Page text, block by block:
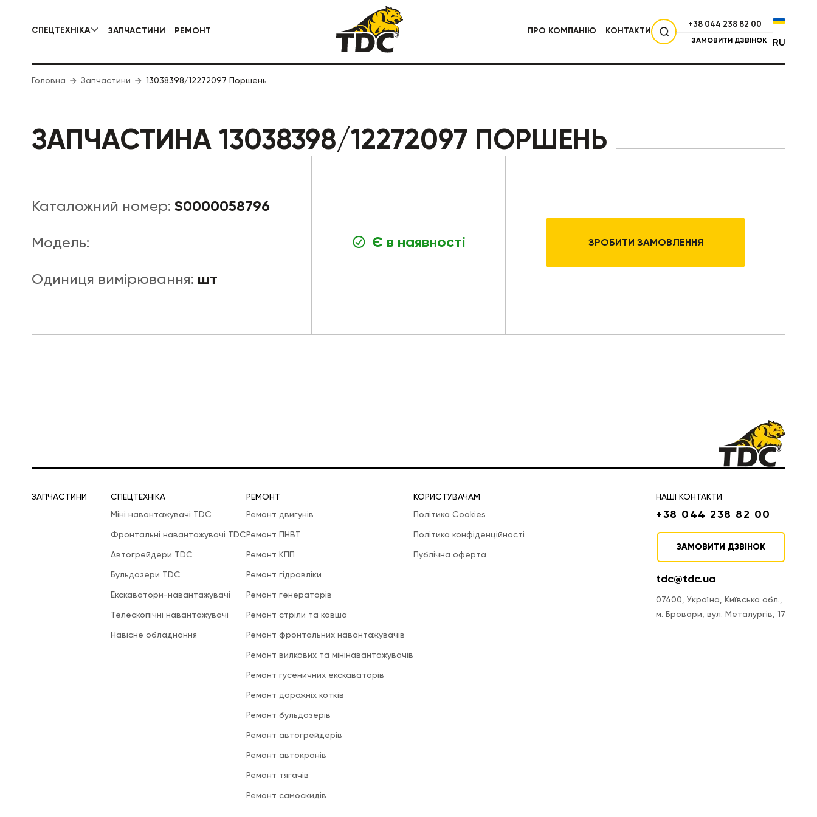
СПЕЦТЕХНІКА
КОМУНАЛЬНА СПЕЦТЕХНІКА ДОРОЖНЯ СПЕЦТЕХНІКА
ЗАПЧАСТИНИ РЕМОНТ ПРО КОМПАНІЮ КОНТАКТИ
+38 044 238 82 00
ЗАМОВИТИ ДЗВІНОК RU
Головна Запчастини 13038398/12272097 Поршень
ЗАПЧАСТИНА 13038398/12272097 ПОРШЕНЬ
Каталожний номер: S0000058796
Модель:
Одиниця вимірювання: шт
Є в наявності ЗРОБИТИ ЗАМОВЛЕННЯ
ЗАПЧАСТИНИ
СПЕЦТЕХНІКА
Міні навантажувачі TDC
Фронтальні навантажувачі TDC
Автогрейдери TDC
Бульдозери TDC
Екскаватори-навантажувачі
Телескопічні навантажувачі
Навісне обладнання
РЕМОНТ
Ремонт двигунів
Ремонт ПНВТ
Ремонт КПП
Ремонт гідравліки
Ремонт генераторів
Ремонт стріли та ковша
Ремонт фронтальних навантажувачів
Ремонт вилкових та мінінавантажувачів
Ремонт гусеничних екскаваторів
Ремонт дорожніх котків
Ремонт бульдозерів
Ремонт автогрейдерів
Ремонт автокранів
Ремонт тягачів
Ремонт самоскидів
КОРИСТУВАЧАМ
Політика Cookies
Політика конфіденційності
Публічна оферта
НАШІ КОНТАКТИ
+38 044 238 82 00
ЗАМОВИТИ ДЗВІНОК
tdc@tdc.ua
07400, Україна, Київська обл.,
м. Бровари, вул. Металургів, 17